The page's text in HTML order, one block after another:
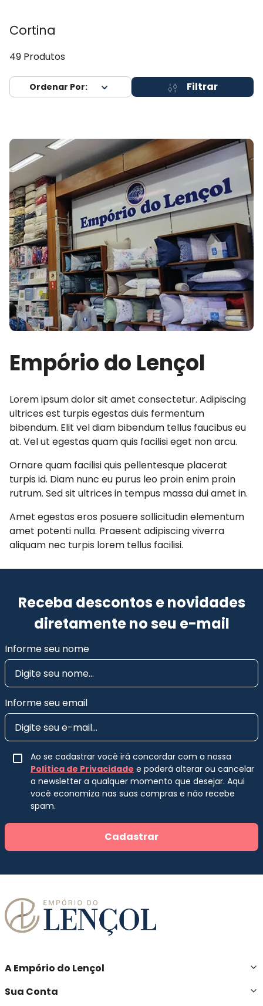
Cortina
49 Produtos
Filtrar
Empório do Lençol
Lorem ipsum dolor sit amet consectetur. Adipiscing
ultrices est turpis egestas duis fermentum
bibendum. Elit vel diam bibendum tellus faucibus eu
at. Vel ut egestas quam quis facilisi eget non arcu.
Ornare quam facilisi quis pellentesque placerat
turpis id. Diam nunc eu purus leo proin enim proin
rutrum. Sed sit ultrices in tempus massa dui amet in.
Amet egestas eros posuere sollicitudin elementum
amet potenti nulla. Praesent adipiscing viverra
aliquam nec turpis lorem tellus facilisi.
Receba descontos e novidades
diretamente no seu e-mail
Informe seu nome
Informe seu email
Ao se cadastrar você irá concordar com a nossa
Política de Privacidade e poderá alterar ou cancelar
a newsletter a qualquer momento que desejar. Aqui
você economiza nas suas compras e não recebe
spam.
Cadastrar
A Empório do Lençol
Sua Conta